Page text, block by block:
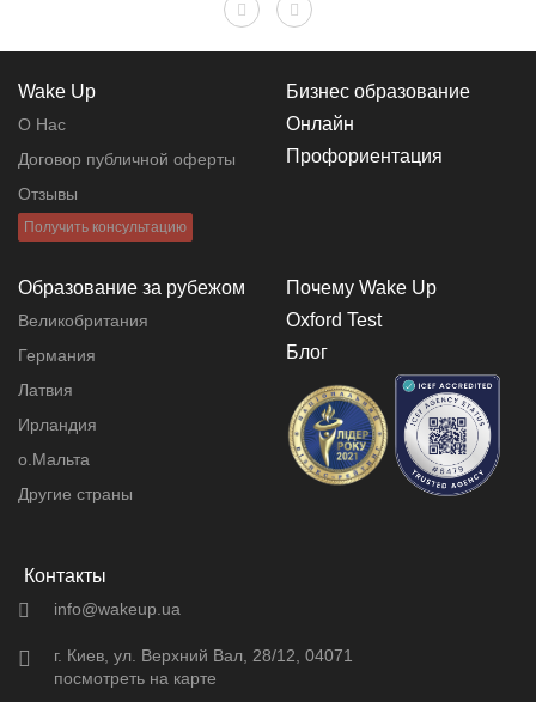
Wake Up
О Нас
Договор публичной оферты
Отзывы
Получить консультацию
Бизнес образование
Онлайн
Профориентация
Образование за рубежом
Великобритания
Германия
Латвия
Ирландия
о.Мальта
Другие страны
Почему Wake Up
Oxford Test
Блог
Контакты
info@wakeup.ua
г. Киев, ул. Верхний Вал, 28/12, 04071
посмотреть на карте